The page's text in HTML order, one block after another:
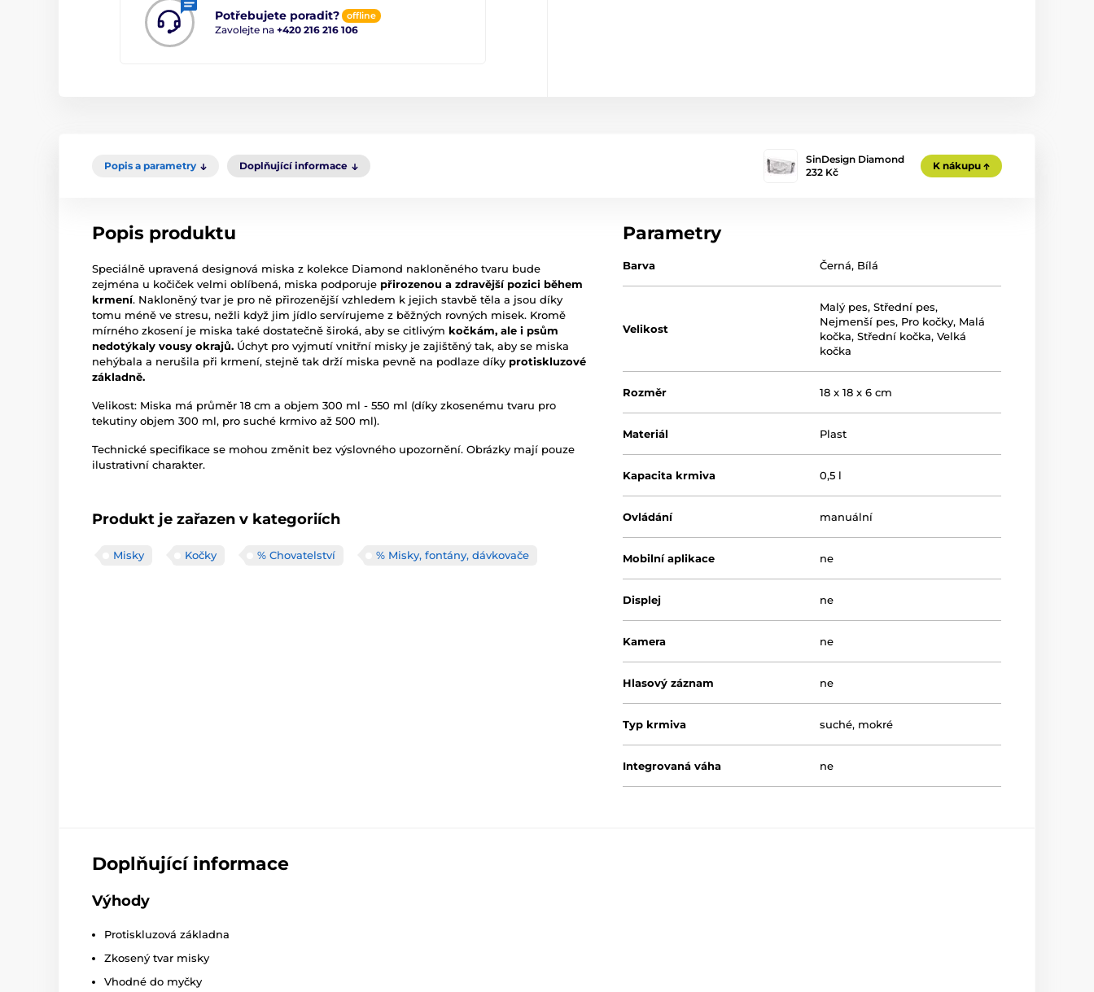
Potřebujete poradit? offline
Zavolejte na +420 216 216 106
Popis a parametry Doplňující informace
SinDesign Diamond
232 Kč
K nákupu
Popis produktu
Speciálně upravená designová miska z kolekce Diamond nakloněného tvaru bude
zejména u kočiček velmi oblíbená, miska podporuje přirozenou a zdravější pozici během
krmení. Nakloněný tvar je pro ně přirozenější vzhledem k jejich stavbě těla a jsou díky
tomu méně ve stresu, nežli když jim jídlo servírujeme z běžných rovných misek. Kromě
mírného zkosení je miska také dostatečně široká, aby se citlivým kočkám, ale i psům
nedotýkaly vousy okrajů. Úchyt pro vyjmutí vnitřní misky je zajištěný tak, aby se miska
nehýbala a nerušila při krmení, stejně tak drží miska pevně na podlaze díky protiskluzové
základně.
Velikost: Miska má průměr 18 cm a objem 300 ml - 550 ml (díky zkosenému tvaru pro
tekutiny objem 300 ml, pro suché krmivo až 500 ml).
Technické specifikace se mohou změnit bez výslovného upozornění. Obrázky mají pouze
ilustrativní charakter.
Produkt je zařazen v kategoriích
Misky Kočky % Chovatelství % Misky, fontány, dávkovače
Parametry
Barva Černá, Bílá
Velikost
Malý pes,Střední pes,
Nejmenší pes, Pro kočky, Malá
kočka,Střední kočka,Velká
kočka
Rozměr 18 x 18 x 6 cm
Materiál Plast
Kapacita krmiva 0,5 l
Ovládání manuální
Mobilní aplikace ne
Displej ne
Kamera ne
Hlasový záznam ne
Typ krmiva suché, mokré
Integrovaná váha ne
Doplňující informace
Výhody
Protiskluzová základna
Zkosený tvar misky
Vhodné do myčky